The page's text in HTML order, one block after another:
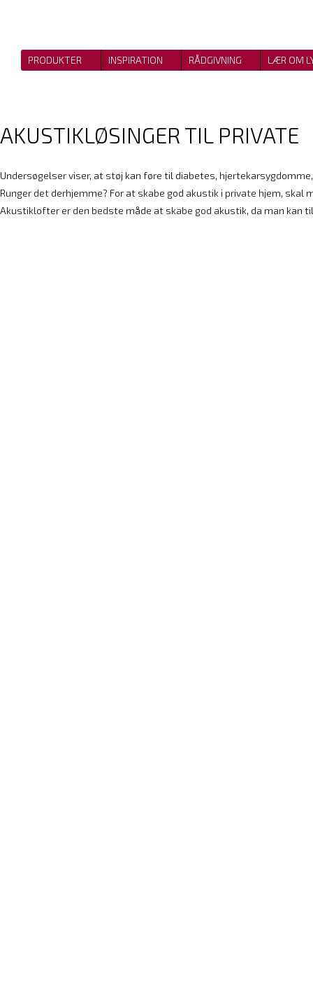
AKUSTIKLØSINGER TIL PRIVATE
Undersøgelser viser, at støj kan føre til diabetes,
​Runger det derhjemme? For at skabe god akustik i private hjem,
Akustiklofter er den bedste måde at skabe god akustik, da man kan
PRODUKTER INSPIRATION RÅDGIVNING LÆR OM